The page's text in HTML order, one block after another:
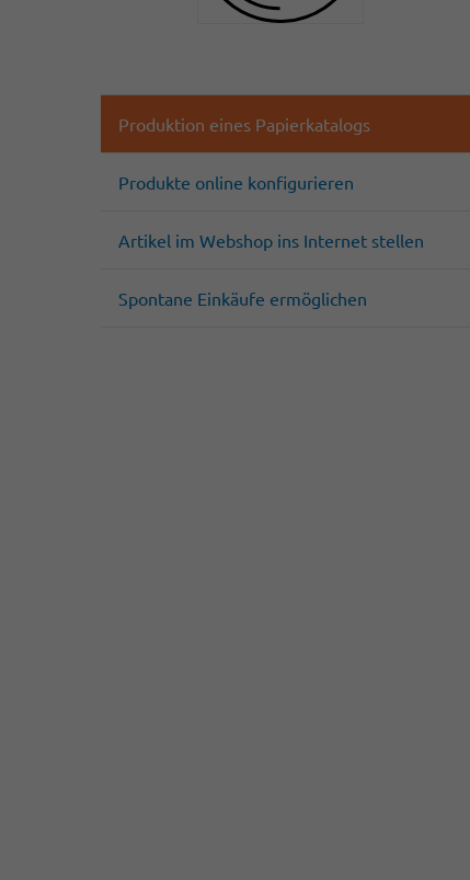
Produktion eines Papierkatalogs
Produkte online konfigurieren
Artikel im Webshop ins Internet stellen
Spontane Einkäufe ermöglichen